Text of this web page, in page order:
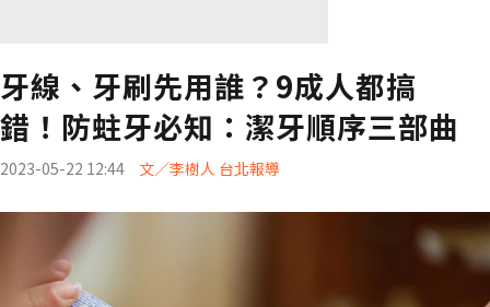
牙線、牙刷先用誰？9成人都搞
錯！防蛀牙必知：潔牙順序三部曲
2023-05-22 12:44 文／李樹人 台北報導